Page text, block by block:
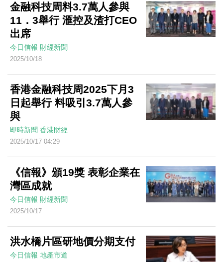
金融科技周料3.7萬人參與
11．3舉行 滙控及渣打CEO
出席
今日信報 財經新聞
2025/10/18
香港金融科技周2025下月3
日起舉行 料吸引3.7萬人參
與
即時新聞 香港財經
2025/10/17 04:29
《信報》頒19獎 表彰企業在
灣區成就
今日信報 財經新聞
2025/10/17
洪水橋片區研地價分期支付
今日信報 地產市道